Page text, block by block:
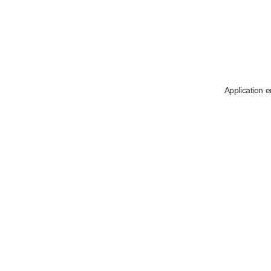
Application